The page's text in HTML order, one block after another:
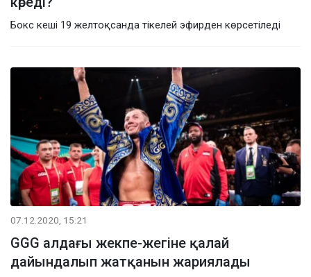
Бокс кеші 19 желтоқсанда тікелей эфирден көрсетіледі
07.12.2020, 15:21
GGG алдағы жекпе-жегіне қалай
дайындалып жатқанын жариялады